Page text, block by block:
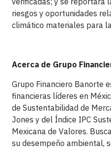
riesgos y oportunidades
climático materiales para
Acerca de Grupo
Grupo Financiero Banorte
financieras líderes en
de Sustentabilidad de
Jones y del Índice IPC
Mexicana de Valores.
su desempeño ambiental,